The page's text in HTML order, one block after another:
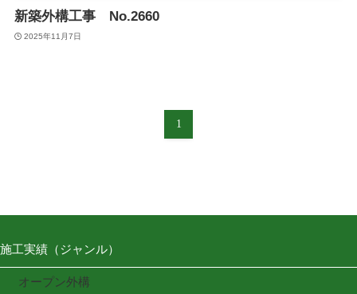
新築外構工事 No.2660
2025年11月7日
1
施工実績（ジャンル）
オープン外構